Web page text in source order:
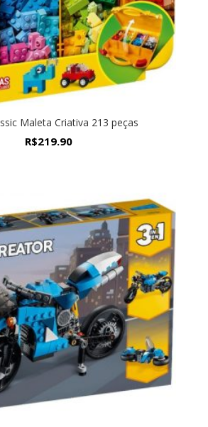
Maleta Criativa 213 peças
R$219.90